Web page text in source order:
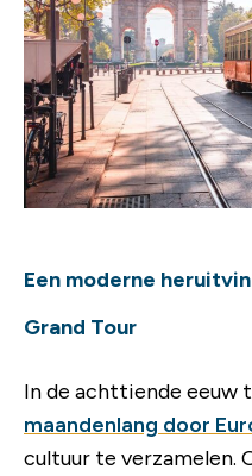
Een moderne
Grand Tour
In de achttiende eeuw
maandenlang door
cultuur te verzamelen.